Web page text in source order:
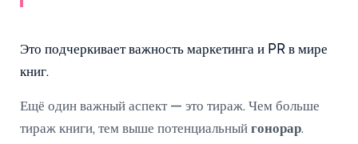
Это подчеркивает важность маркетинга и PR в мире
книг.
Ещё один важный аспект — это тираж. Чем больше
тираж книги, тем выше потенциальный гонорар.